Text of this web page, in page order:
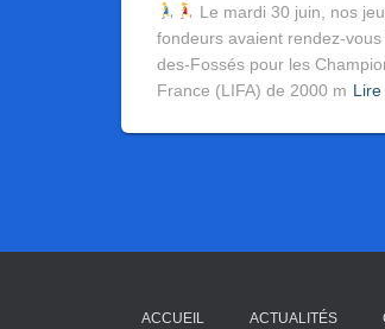
Le mardi 30 juin, nos
fondeurs avaient rendez-
des-Fossés pour les
France (LIFA) de 2000 m
ACCUEIL ACTUALITÉS